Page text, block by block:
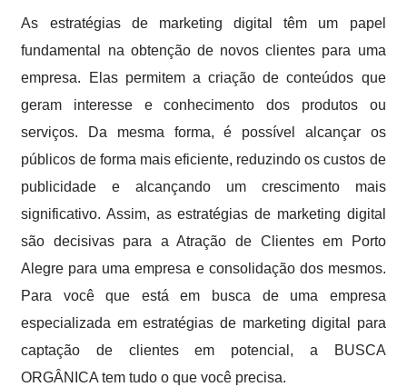
As estratégias de marketing digital têm um papel
fundamental na obtenção de novos clientes para uma
empresa. Elas permitem a criação de conteúdos que
geram interesse e conhecimento dos produtos ou
serviços. Da mesma forma, é possível alcançar os
públicos de forma mais eficiente, reduzindo os custos de
publicidade e alcançando um crescimento mais
significativo. Assim, as estratégias de marketing digital
são decisivas para a Atração de Clientes em Porto
Alegre para uma empresa e consolidação dos mesmos.
Para você que está em busca de uma empresa
especializada em estratégias de marketing digital para
captação de clientes em potencial, a BUSCA
ORGÂNICA tem tudo o que você precisa.